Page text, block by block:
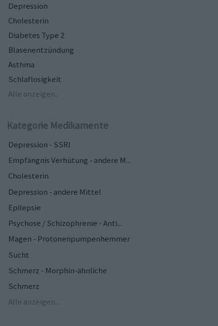
Depression
Cholesterin
Diabetes Type 2
Blasenentzündung
Asthma
Schlaflosigkeit
Alle anzeigen...
Kategorie Medikamente
Depression - SSRI
Empfängnis Verhütung - andere M...
Cholesterin
Depression - andere Mittel
Epilepsie
Psychose / Schizophrenie - Anti...
Magen - Protonenpumpenhemmer
Sucht
Schmerz - Morphin-ähnliche
Schmerz
Alle anzeigen...